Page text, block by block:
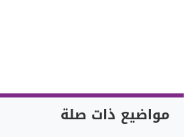
مواضيع ذات صلة